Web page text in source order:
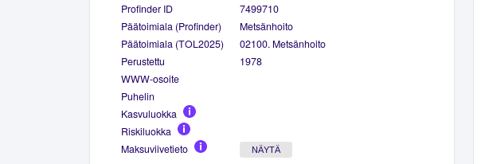
Profinder ID
7499710
Päätoimiala (Profinder)
Metsänhoito
Päätoimiala (TOL2025)
02100. Metsänhoito
Perustettu
1978
WWW-osoite
Puhelin
Kasvuluokka
Riskiluokka
Maksuviivetieto
NÄYTÄ